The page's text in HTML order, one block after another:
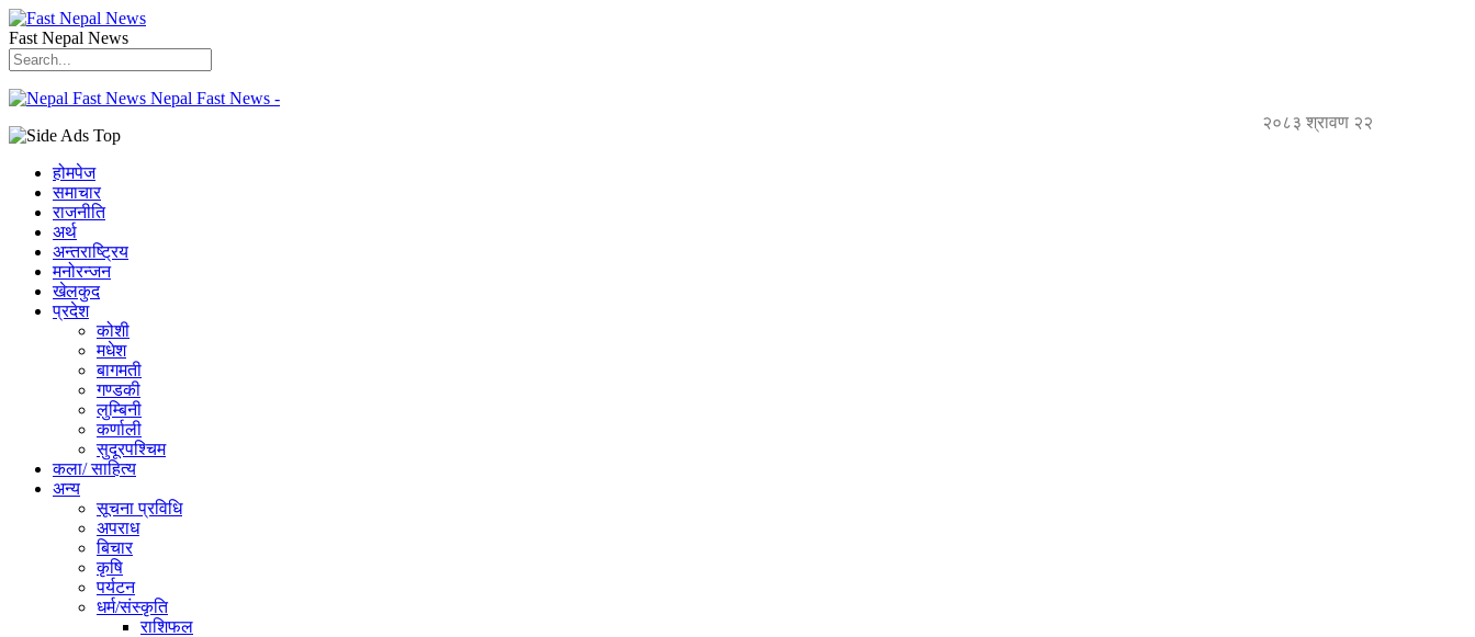
Fast Nepal News
Nepal Fast News -
२०८३ श्रावण २२
होमपेज
समाचार
राजनीति
अर्थ
अन्तराष्ट्रिय
मनोरन्जन
खेलकुद
प्रदेश
कोशी
मधेश
बागमती
गण्डकी
लुम्बिनी
कर्णाली
सुदूरपश्चिम
कला/ साहित्य
अन्य
सूचना प्रविधि
अपराध
बिचार
कृषि
पर्यटन
धर्म/संस्कृति
राशिफल